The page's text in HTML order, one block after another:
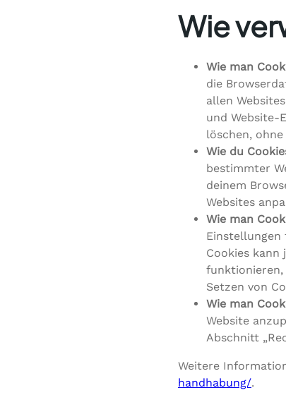
Wie
Wie man
die
allen
und Website-
löschen,
Wie du
bestimmter
deinem
Websites
Wie man
Einstellungen
Cookies
funktionieren,
Setzen von
Wie man
Website
Abschnitt
Weitere
handhabung/.